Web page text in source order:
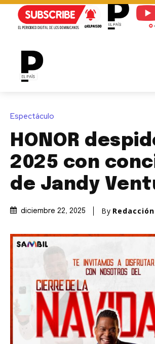
Espectáculo
HONOR
2025 con
de Jandy
diciembre 22, 2025 By